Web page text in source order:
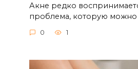
Акне редко
проблема, которую можно
0 1